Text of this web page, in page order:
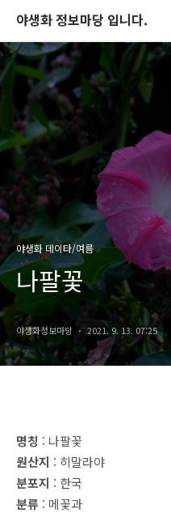
야생화 정보마당 입니다.
야생화 데이타/여름
나팔꽃
야생화정보마당 2021. 9. 13. 07:25
명칭 : 나팔꽃
원산지 : 히말라야
분포지 : 한국
분류 : 메꽃과